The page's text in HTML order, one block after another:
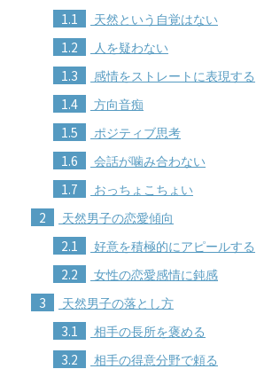
1.1 天然という自覚はない
1.2 人を疑わない
1.3 感情をストレートに表現する
1.4 方向音痴
1.5 ポジティブ思考
1.6 会話が噛み合わない
1.7 おっちょこちょい
2 天然男子の恋愛傾向
2.1 好意を積極的にアピールする
2.2 女性の恋愛感情に鈍感
3 天然男子の落とし方
3.1 相手の長所を褒める
3.2 相手の得意分野で頼る